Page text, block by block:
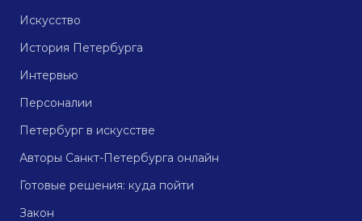
Искусство
История Петербурга
Интервью
Персоналии
Петербург в искусстве
Авторы Санкт-Петербурга онлайн
Готовые решения: куда пойти
Закон